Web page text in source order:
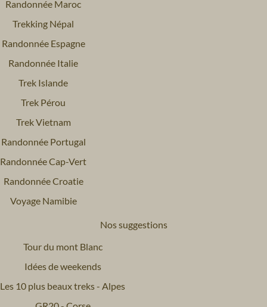
Randonnée Maroc
Trekking Népal
Randonnée Espagne
Randonnée Italie
Trek Islande
Trek Pérou
Trek Vietnam
Randonnée Portugal
Randonnée Cap-Vert
Randonnée Croatie
Voyage Namibie
Nos suggestions
Tour du mont Blanc
Idées de weekends
Les 10 plus beaux treks - Alpes